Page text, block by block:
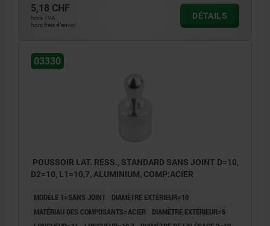
5,18 CHF
hors TVA
hors frais d’envoi
DÉTAILS
03330
POUSSOIR LAT. RESS., STANDARD SANS JOINT D=10,
D2=10, L1=10,7, ALUMINIUM, COMP:ACIER
MODÈLE 1=SANS JOINT
DIAMÈTRE EXTÉRIEUR=10
MATÉRIAU DES COMPOSANTS=ACIER
DIAMÈTRE EXTÉRIEUR=6